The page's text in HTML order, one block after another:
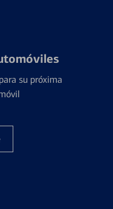
su próxima